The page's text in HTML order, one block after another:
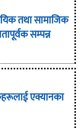
तथा सामाजिक
सम्पन्न
एक्यानका